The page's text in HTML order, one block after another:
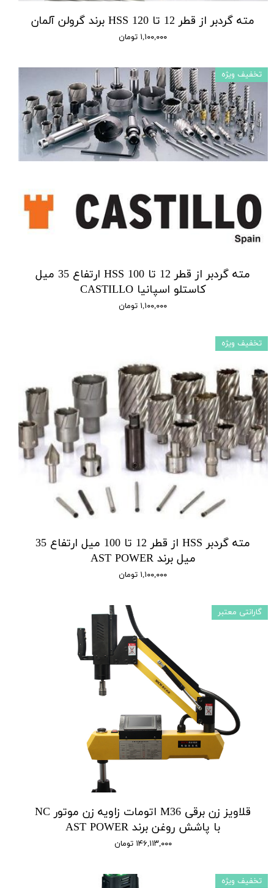
مته گردبر از قطر 12 تا 120 HSS برند گرولن آلمان
۱,۱۰۰,۰۰۰ تومان
مته گردبر از قطر 12 تا 100 HSS ارتفاع 35 میل
کاستلو اسپانیا CASTILLO
۱,۱۰۰,۰۰۰ تومان
تخفیف ویژه
مته گردبر HSS از قطر 12 تا 100 میل ارتفاع 35
میل برند AST POWER
۱,۱۰۰,۰۰۰ تومان
تخفیف ویژه
قلاویز زن برقی M36 اتومات زاویه زن موتور NC
با پاشش روغن برند AST POWER
۱۴۶,۱۱۳,۰۰۰ تومان
گارانتی معتبر
تخفیف ویژه